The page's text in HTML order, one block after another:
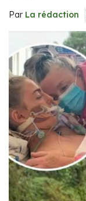
Par La rédaction